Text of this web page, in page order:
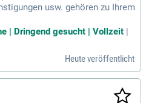
usw. gehören zu Ihrem
| Dringend gesucht | Vollzeit |
Heute veröffentlicht